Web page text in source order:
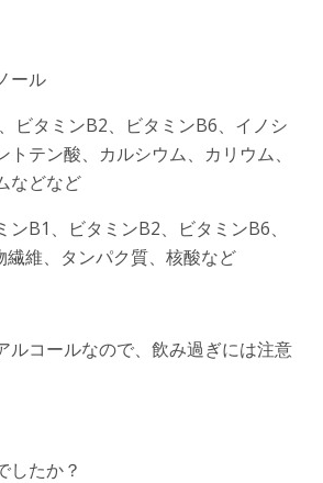
ール
ビタミンB2、ビタミンB6、イノシ
トテン酸、カルシウム、カリウム、
などなど
ンB1、ビタミンB2、ビタミンB6、
繊維、タンパク質、核酸など
ルコールなので、飲み過ぎには注意
したか？